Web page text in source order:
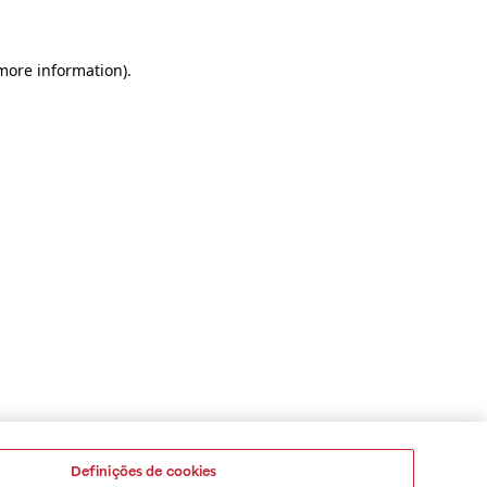
information).
Definições de cookies